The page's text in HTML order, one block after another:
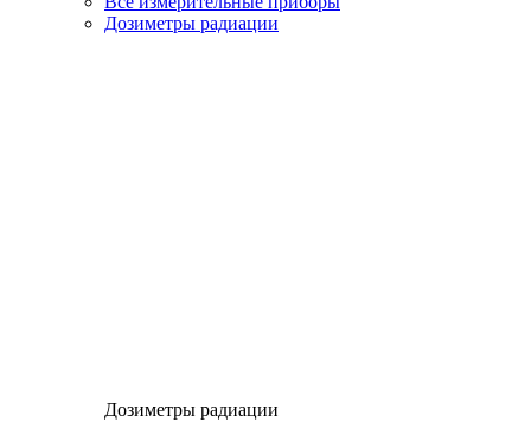
Дозиметры радиации
Дозиметры радиации